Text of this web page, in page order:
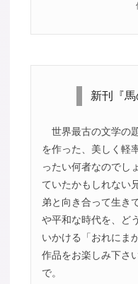
新刊『馬
世界最古の文学の
を作った、美しく軽
ったい何者なのでし
ていたかもしれない
弟と向き合って生き
や平和な時代を、ど
いかける「おれにま
作品をお楽しみ下さい
で。